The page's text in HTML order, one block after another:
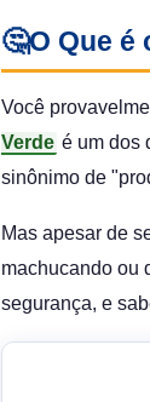
🤔O Que é
Você
Verde é um dos
sinônimo de
Mas apesar de
machucando ou
segurança, e